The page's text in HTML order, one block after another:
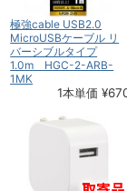
極強cable USB2.0
MicroUSBケーブル リ
バーシブルタイプ
1.0m HGC-2-ARB-
1MK
1本単価